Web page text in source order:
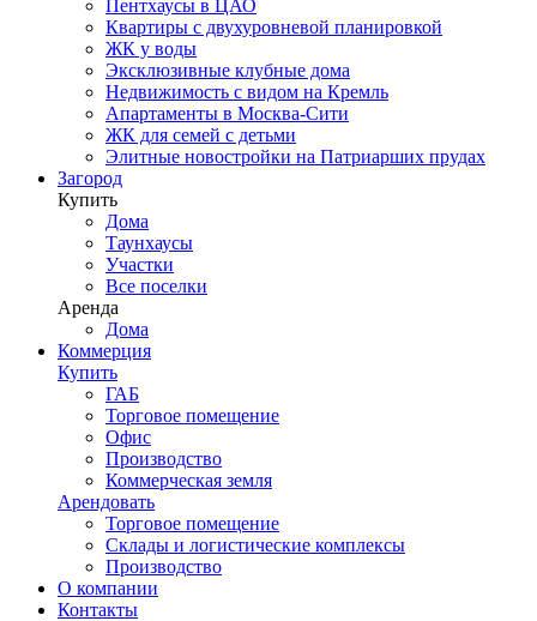
Пентхаусы в ЦАО
Квартиры с двухуровневой планировкой
ЖК у воды
Эксклюзивные клубные дома
Недвижимость с видом на Кремль
Апартаменты в Москва-Сити
ЖК для семей с детьми
Элитные новостройки на Патриарших прудах
Загород
Купить
Дома
Таунхаусы
Участки
Все поселки
Аренда
Дома
Коммерция
Купить
ГАБ
Торговое помещение
Офис
Производство
Коммерческая земля
Арендовать
Торговое помещение
Склады и логистические комплексы
Производство
О компании
Контакты